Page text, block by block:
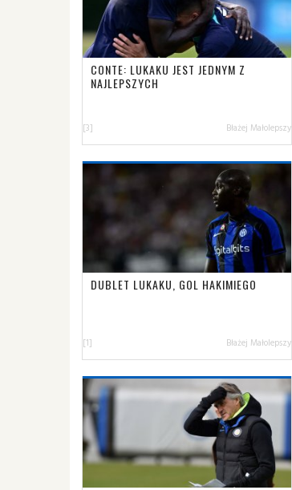
CONTE: LUKAKU JEST JEDNYM Z
NAJLEPSZYCH
[3] Błażej Małolepszy
DUBLET LUKAKU, GOL HAKIMIEGO
[1] Błażej Małolepszy